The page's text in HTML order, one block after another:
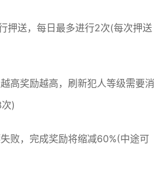
押送，每日最多进行2次(每次押送
高奖励越高，刷新犯人等级需要消
)
败，完成奖励将缩减60%(中途可